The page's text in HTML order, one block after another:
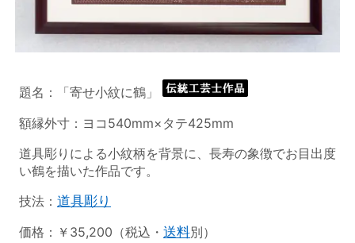
題名：「寄せ小紋に鶴」
額縁外寸：ヨコ540mm×タテ425mm
道具彫りによる小紋柄を背景に、長寿の象徴でお目出度
い鶴を描いた作品です。
技法： 道具彫り
価格：￥35,200（税込・ 送料別）